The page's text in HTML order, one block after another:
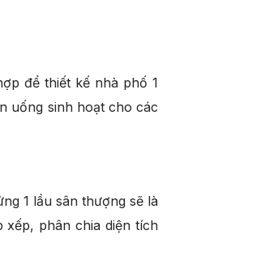
để thiết kế nhà phố 1
uống sinh hoạt cho các
1 lầu sân thượng sẽ là
xếp, phân chia diện tích